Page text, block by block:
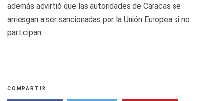
además advirtió que las autoridades de Caracas se
arriesgan a ser sancionadas por la Unión Europea si no
participan.
COMPARTIR